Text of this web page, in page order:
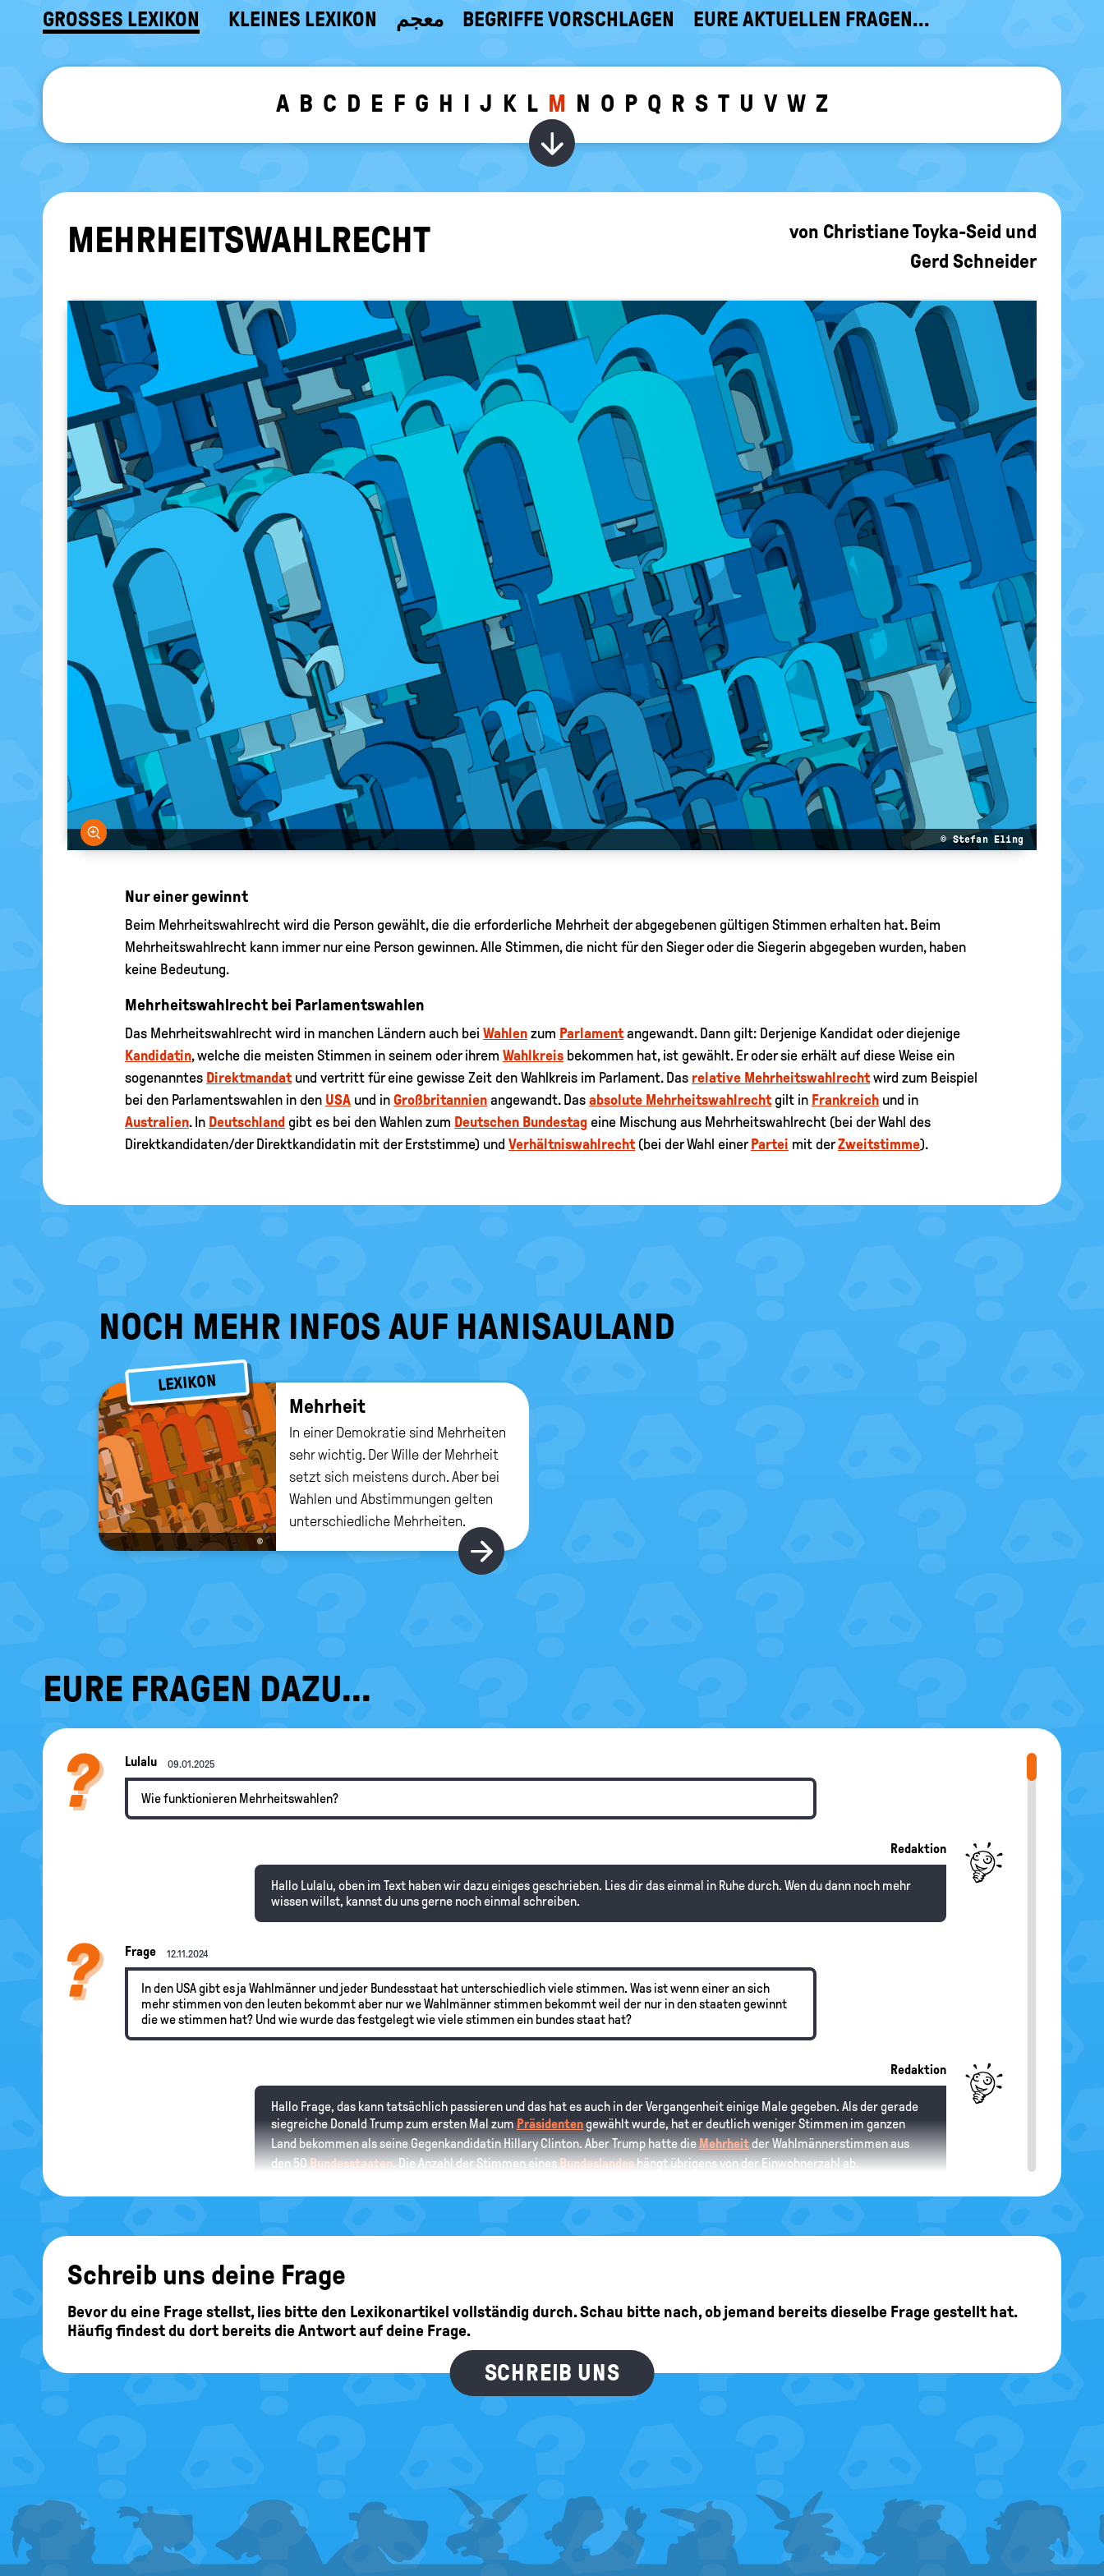
GROSSES LEXIKON KLEINES LEXIKON معجم BEGRIFFE VORSCHLAGEN EURE AKTUELLEN FRAGEN...
A B C D E F G H I J K L M N O P Q R S T U V W Z
Wörter zu dem gewählten Buchstaben ein-/
MEHR­HEITS­WAHL­RECHT von Christiane Toyka-Seid und
Gerd Schneider
Bild vergrößern
© Stefan Eling
Nur einer gewinnt
Beim Mehrheitswahlrecht wird die Person gewählt, die die erforderliche Mehrheit der abgegebenen gültigen Stimmen erhalten hat. Beim
Mehrheitswahlrecht kann immer nur eine Person gewinnen. Alle Stimmen, die nicht für den Sieger oder die Siegerin abgegeben wurden, haben
keine Bedeutung.
Mehrheitswahlrecht bei Parlamentswahlen
Das Mehrheitswahlrecht wird in manchen Ländern auch bei Wahlen zum Parlamentangewandt. Dann gilt: Derjenige Kandidat oder diejenige
Kandidatin, welche die meisten Stimmen in seinem oder ihrem Wahlkreis bekommen hat, ist gewählt. Er oder sie erhält auf diese Weise ein
sogenanntes Direktmandatund vertritt für eine gewisse Zeit den Wahlkreis im Parlament. Das relative Mehrheitswahlrechtwird zum Beispiel
bei den Parlamentswahlen in den USA und in Großbritannien angewandt. Das absolute Mehrheitswahlrechtgilt in Frankreich und in
Australien. In Deutschland gibt es bei den Wahlen zum Deutschen Bundestag eine Mischung aus Mehrheitswahlrecht (bei der Wahl des
Direktkandidaten/der Direktkandidatin mit der Erststimme) und Verhältniswahlrecht(bei der Wahl einerPartei mit derZweitstimme).
EURE FRAGEN DAZU...
Lulalu 09.01.2025
Wie funktionieren Mehrheitswahlen?
Redaktion
Hallo Lulalu, oben im Text haben wir dazu einiges geschrieben. Lies dir das einmal in Ruhe durch. Wen du dann noch mehr
wissen willst, kannst du uns gerne noch einmal schreiben.
Frage 12.11.2024
In den USA gibt es ja Wahlmänner und jeder Bundesstaat hat unterschiedlich viele stimmen. Was ist wenn einer an sich
mehr stimmen von den leuten bekommt aber nur we Wahlmänner stimmen bekommt weil der nur in den staaten gewinnt
die we stimmen hat? Und wie wurde das festgelegt wie viele stimmen ein bundes staat hat?
Redaktion
Hallo Frage, das kann tatsächlich passieren und das hat es auch in der Vergangenheit einige Male gegeben. Als der gerade
siegreiche Donald Trump zum ersten Mal zumPräsidentengewählt wurde, hat er deutlich weniger Stimmen im ganzen
Land bekommen als seine Gegenkandidatin Hillary Clinton. Aber Trump hatte dieMehrheitder Wahlmännerstimmen aus
den 50Bundesstaaten. Die Anzahl der Stimmen einesBundeslandeshängt übrigens von der Einwohnerzahl ab.
passiert mit den noch 4 offenen Stimmen? Verfallen diese oder werden diese von oben her den Bewerbern, welche ich nicht
gewählt habe, gegeben.
Hallo ma, wenn man eine Liste einer Partei ankreuzt, dann werden übrig gebliebene Stimmen auf die nächsten
Kandidat/innen auf der Liste verteilt. Wenn man nur die Kandidat/innen ankreuzt, aber keine Liste auswählt, verfallen
Schreib uns deine Frage
Bevor du eine Frage stellst, lies bitte den Lexikonartikel vollständig durch. Schau bitte nach, ob jemand bereits dieselbe Frage gestellt hat.
Häufig findest du dort bereits die Antwort auf deine Frage.
SCHREIB UNS
NOCH MEHR INFOS AUF HANISAULAND
LEXIKON
©
Mehr­heit
In einer Demokratie sind Mehrheiten
sehr wichtig. Der Wille der Mehrheit
setzt sich meistens durch. Aber bei
Wahlen und Abstimmungen gelten
unterschiedliche Mehrheiten.
Hier gibt's mehr
FOOTER